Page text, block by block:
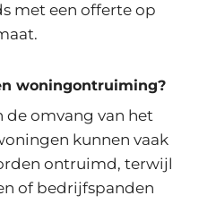
met een offerte op
woningontruiming?
de omvang van het
kunnen vaak
ontruimd, terwijl
of bedrijfspanden